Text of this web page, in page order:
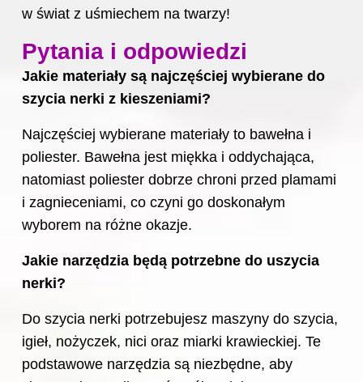
w świat z uśmiechem na twarzy!
Pytania i odpowiedzi
Jakie materiały są najczęściej wybierane do
szycia nerki z kieszeniami?
Najczęściej wybierane materiały to bawełna i
poliester. Bawełna jest miękka i oddychająca,
natomiast poliester dobrze chroni przed plamami
i zagnieceniami, co czyni go doskonałym
wyborem na różne okazje.
Jakie narzędzia będą potrzebne do uszycia
nerki?
Do szycia nerki potrzebujesz maszyny do szycia,
igieł, nożyczek, nici oraz miarki krawieckiej. Te
podstawowe narzędzia są niezbędne, aby